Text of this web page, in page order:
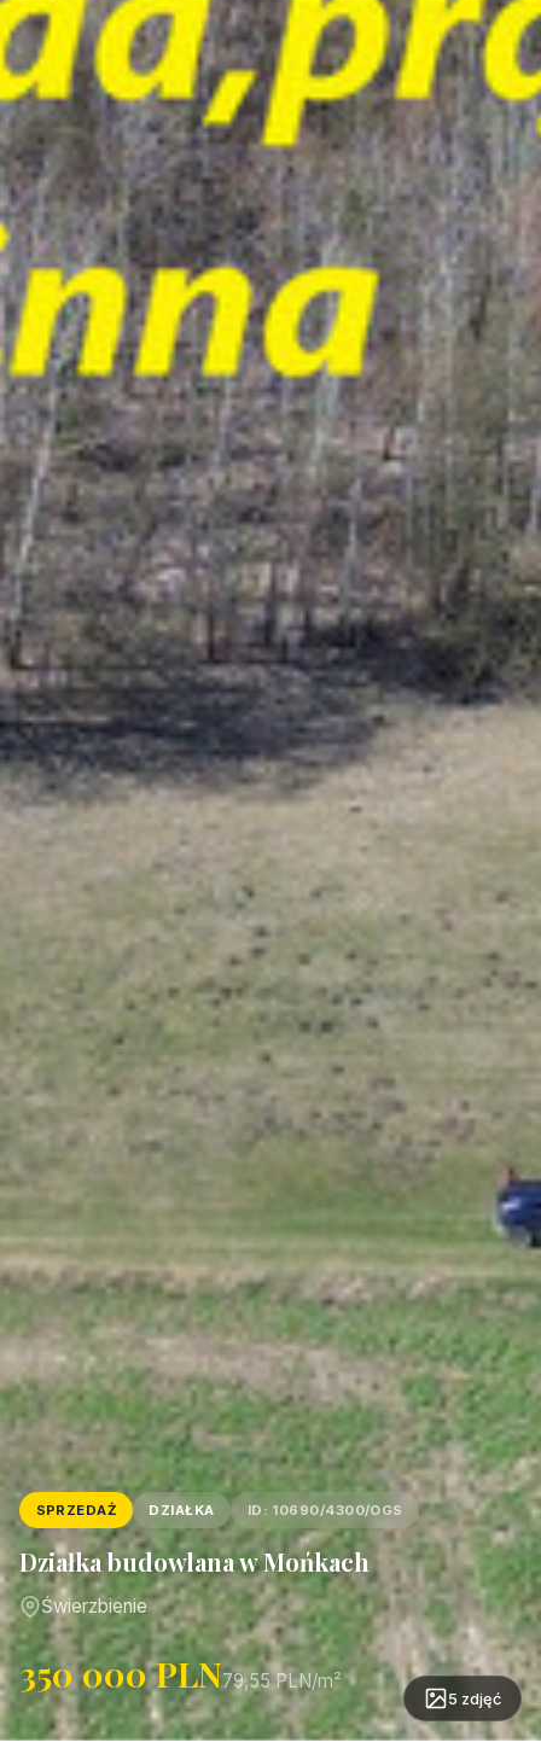
SPRZEDAŻ DZIAŁKA ID: 10690/4300/OGS
Działka budowlana w Mońkach
Świerzbienie
350 000 PLN79,55 PLN/m²
5 zdjęć